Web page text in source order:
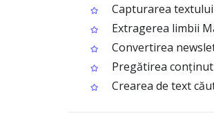
Capturarea
Extragerea limbii
Convertirea
Pregătirea
Crearea de text